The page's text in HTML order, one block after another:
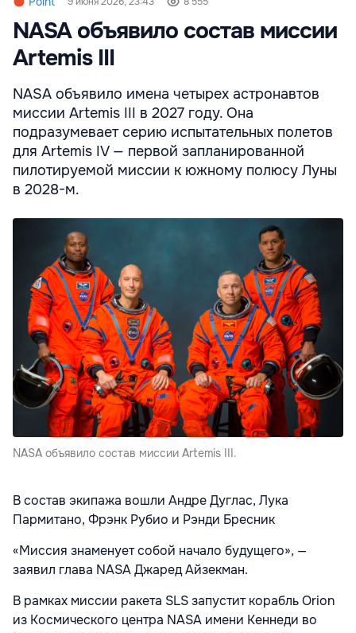
NASA объявило состав миссии
Artemis III
NASA объявило имена четырех астронавтов
миссии Artemis III в 2027 году. Она
подразумевает серию испытательных полетов
для Artemis IV — первой запланированной
пилотируемой миссии к южному полюсу Луны
в 2028-м.
NASA объявило состав миссии Artemis III.
В состав экипажа вошли Андре Дуглас, Лука
Пармитано, Фрэнк Рубио и Рэнди Бресник
«Миссия знаменует собой начало будущего», —
заявил глава NASA Джаред Айзекман.
В рамках миссии ракета SLS запустит корабль Orion
из Космического центра NASA имени Кеннеди во